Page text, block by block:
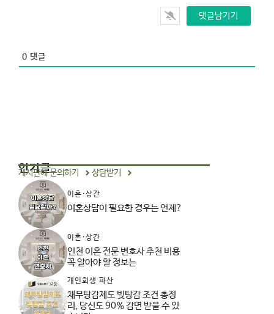
0 댓글
인기글
게시판에 문의하기 상담받기
이혼·상간
이혼상담이 필요한 경우는 언제?
이혼·상간
인천 이혼 전문 변호사 추천 비용
꼭 알아야 할 정보는
개인회생 파산
채무탕감제도 빚탕감 조건 총정
리, 당신도 90% 감면 받을 수 있